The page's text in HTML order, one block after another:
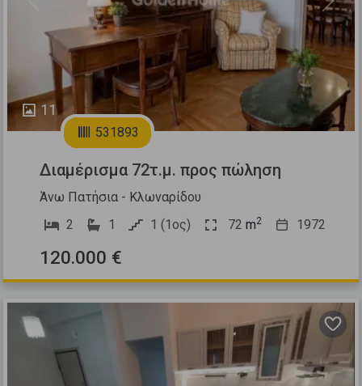
11
Next
531893
Διαμέρισμα 72τ.μ. προς πώληση
Άνω Πατήσια - Κλωναρίδου
2
1 1 (1ος) 72 m2 1972
120.000 €